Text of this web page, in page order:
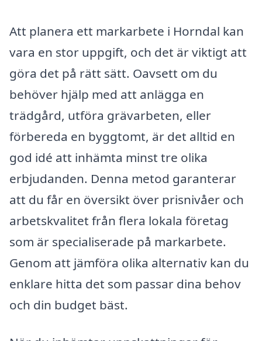
Att planera ett markarbete i Horndal kan
vara en stor uppgift, och det är viktigt att
göra det på rätt sätt. Oavsett om du
behöver hjälp med att anlägga en
trädgård, utföra grävarbeten, eller
förbereda en byggtomt, är det alltid en
god idé att inhämta minst tre olika
erbjudanden. Denna metod garanterar
att du får en översikt över prisnivåer och
arbetskvalitet från flera lokala företag
som är specialiserade på markarbete.
Genom att jämföra olika alternativ kan du
enklare hitta det som passar dina behov
och din budget bäst.